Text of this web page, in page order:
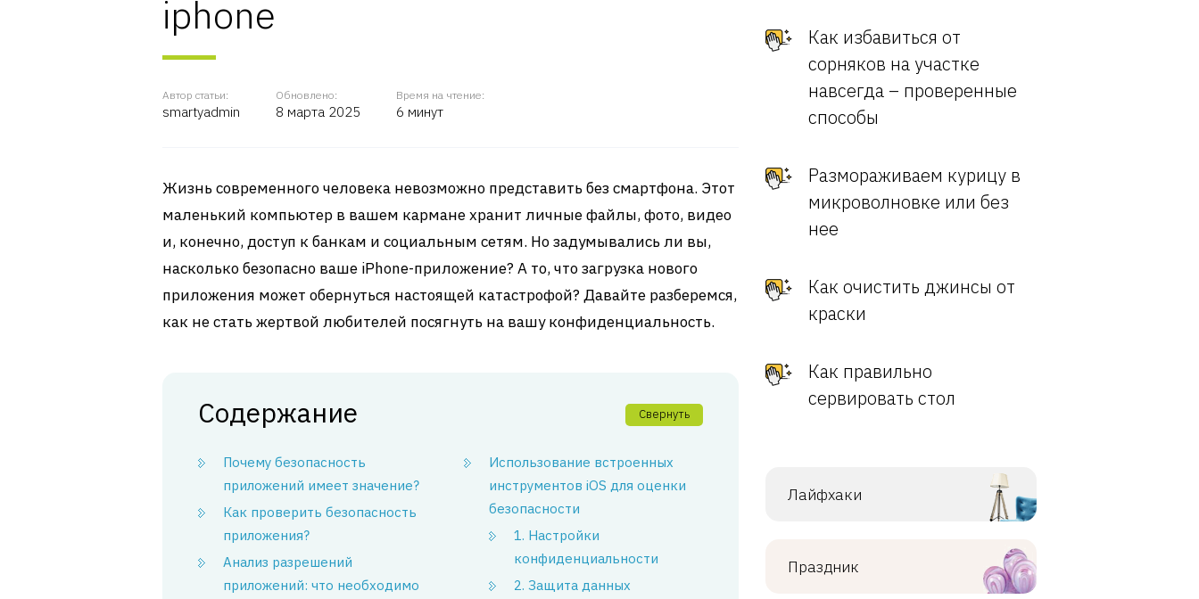
iphone
Автор статьи:
smartyadmin
Обновлено:
8 марта 2025
Время на чтение:
6 минут
Жизнь современного человека невозможно представить без смартфона. Этот
маленький компьютер в вашем кармане хранит личные файлы, фото, видео
и, конечно, доступ к банкам и социальным сетям. Но задумывались ли вы,
насколько безопасно ваше iPhone-приложение? А то, что загрузка нового
приложения может обернуться настоящей катастрофой? Давайте разберемся,
как не стать жертвой любителей посягнуть на вашу конфиденциальность.
Содержание Свернуть
Почему безопасность
приложений имеет значение?
Как проверить безопасность
приложения?
Анализ разрешений
приложений: что необходимо
Использование встроенных
инструментов iOS для оценки
безопасности
1. Настройки
конфиденциальности
2. Защита данных
Как избавиться от
сорняков на участке
навсегда – проверенные
способы
Размораживаем курицу в
микроволновке или без
нее
Как очистить джинсы от
краски
Как правильно
сервировать стол
Лайфхаки
Праздник